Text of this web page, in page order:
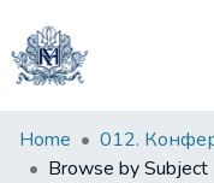
Communities
&
Home
Browse by Subject